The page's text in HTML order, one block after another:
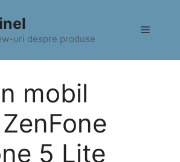
uri despre produse
Meniu
mobil
5 Lite